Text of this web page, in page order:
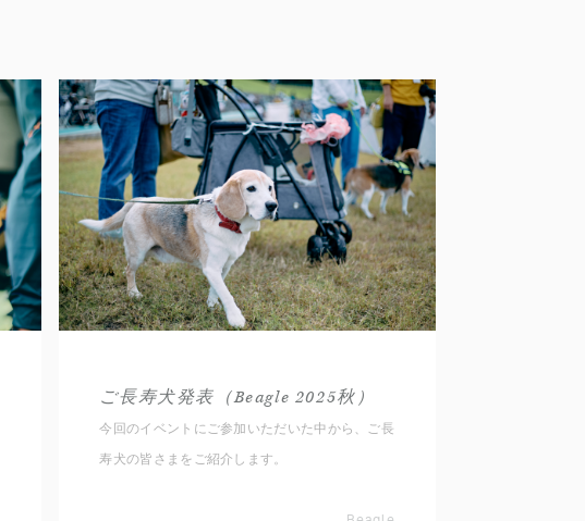
ご長寿犬発表（Beagle 2025秋）
今回のイベントにご参加いただいた中から、ご長
寿犬の皆さまをご紹介します。